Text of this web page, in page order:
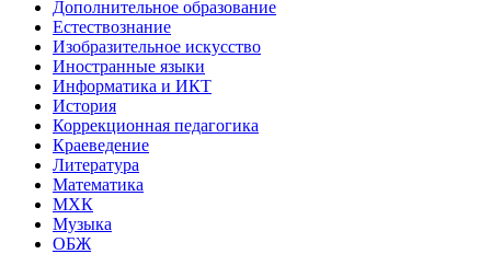
Дополнительное образование
Естествознание
Изобразительное искусство
Иностранные языки
Информатика и ИКТ
История
Коррекционная педагогика
Краеведение
Литература
Математика
МХК
Музыка
ОБЖ